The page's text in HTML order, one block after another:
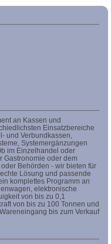
an Kassen und
Einsatzbereiche
und Verbundkassen,
Systemergänzungen
im Einzelhandel oder
Gastronomie oder dem
Behörden - wir bieten für
Lösung und passende
komplettes Programm an
elektronische
von bis zu 0,1
von bis zu 100 Tonnen und
bis zum Verkauf